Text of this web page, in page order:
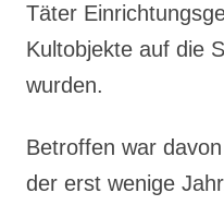
Täter
Kultobjekte auf die
wurden.
Betroffen war
der erst wenige